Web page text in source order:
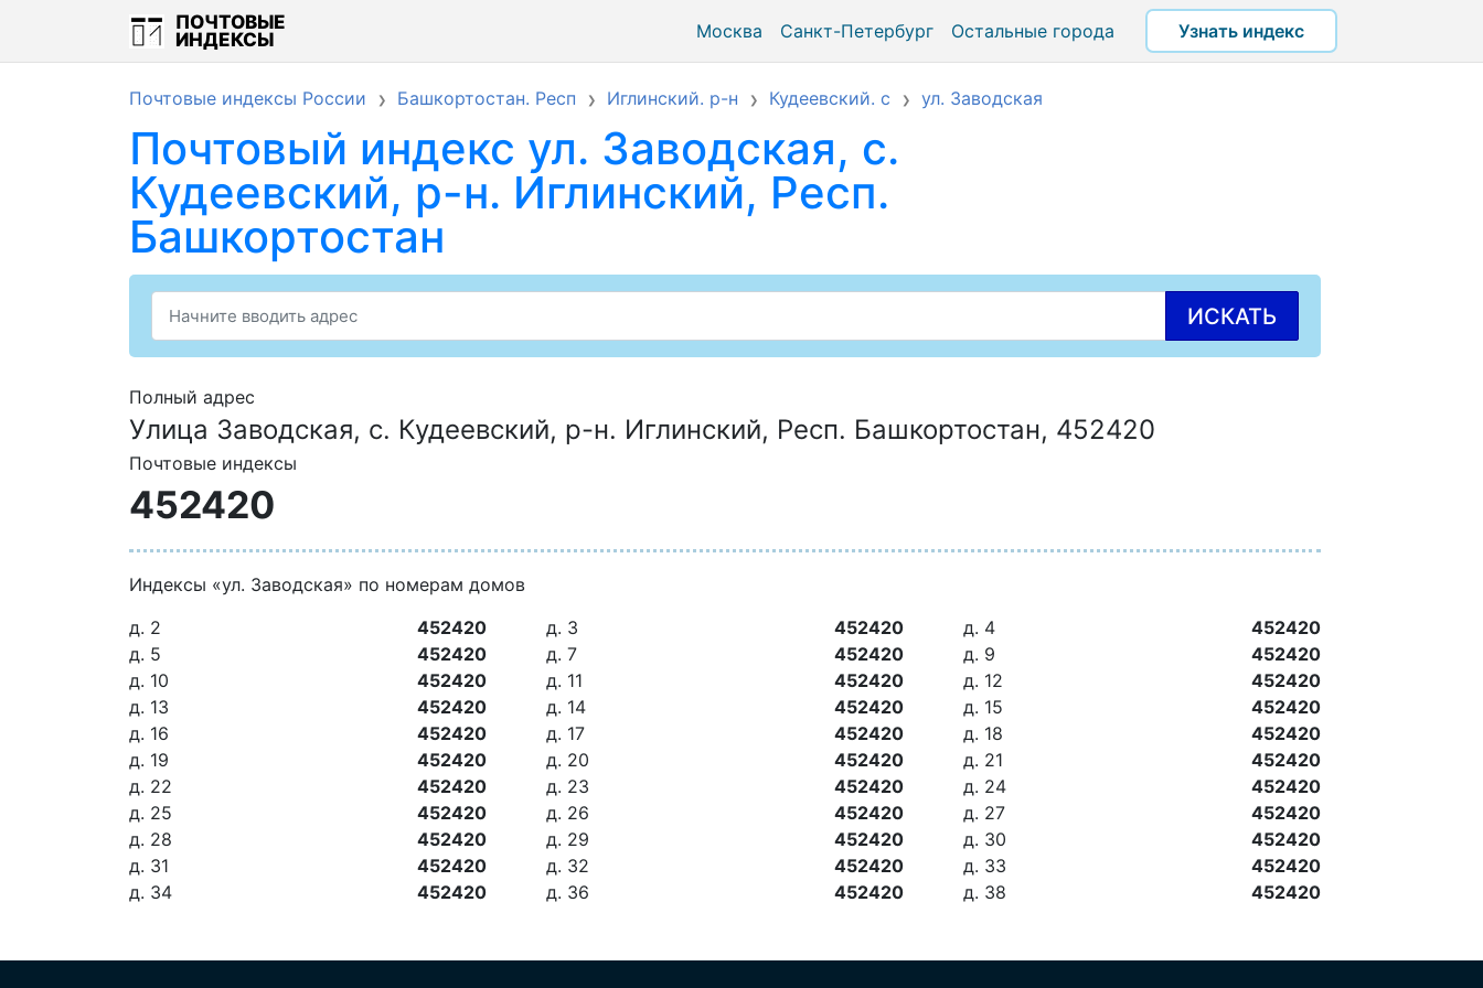
ПОЧТОВЫЕ
ИНДЕКСЫ
Москва Санкт-Петербург Остальные города Узнать индекс
Почтовые индексы России Башкортостан. Респ Иглинский. р-н Кудеевский. с ул. Заводская
Почтовый индекс ул. Заводская, с.
Кудеевский, р-н. Иглинский, Респ.
Башкортостан
ИСКАТЬ
Полный адрес
Улица Заводская, с. Кудеевский, р-н. Иглинский, Респ. Башкортостан, 452420
Почтовые индексы
452420
Индексы «ул. Заводская» по номерам домов
д. 2
452420 д. 3 452420 д. 4
452420
д. 5
452420 д. 7 452420 д. 9
452420
д. 10
452420 д. 11 452420 д. 12
452420
д. 13
452420 д. 14 452420 д. 15
452420
д. 16
452420 д. 17 452420 д. 18
452420
д. 19
452420 д. 20 452420 д. 21
452420
д. 22
452420 д. 23 452420 д. 24
452420
д. 25
452420 д. 26 452420 д. 27
452420
д. 28
452420 д. 29 452420 д. 30
452420
д. 31
452420 д. 32 452420 д. 33
452420
д. 34
452420 д. 36 452420 д. 38 452420